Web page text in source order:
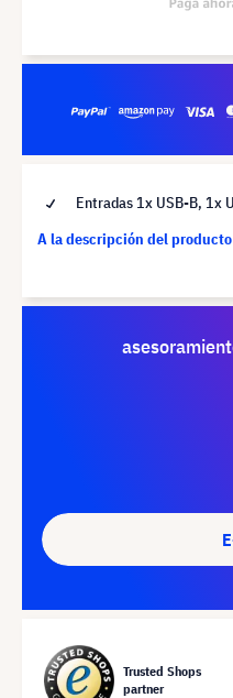
Entradas 1x USB-B, 1x
A la descripción del producto
Trusted Shops
partner